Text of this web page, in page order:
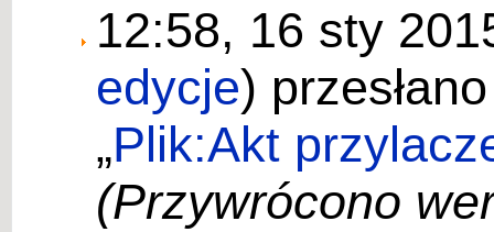
12:58, 16 sty
edycje)
„Plik:Akt
(Przywrócono